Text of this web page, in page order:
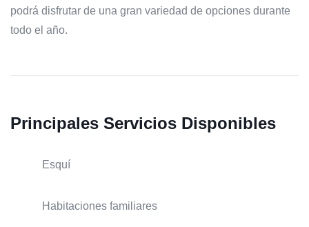
podrá disfrutar de una gran variedad de opciones durante
todo el año.
Principales Servicios Disponibles
Esquí
Habitaciones familiares